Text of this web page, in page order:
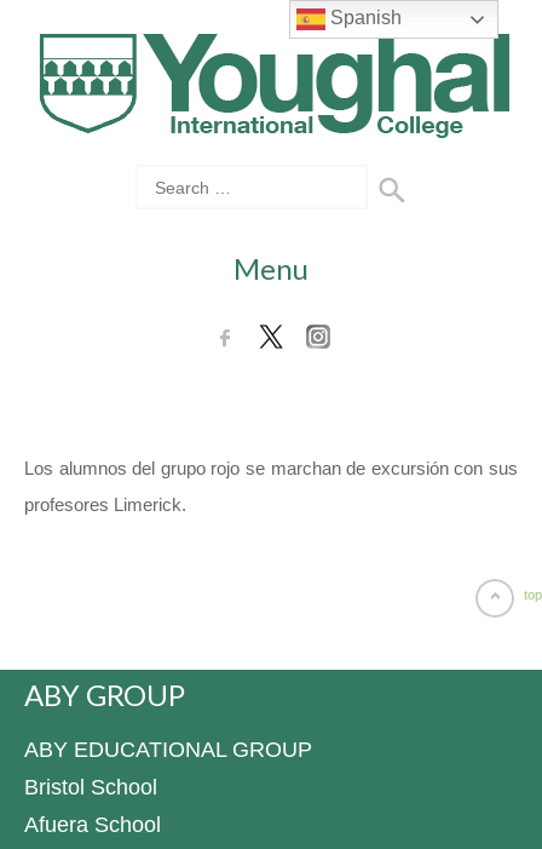
Menu
Los alumnos del grupo rojo se marchan de excursión con sus
profesores Limerick.
top
ABY GROUP
ABY EDUCATIONAL GROUP
Bristol School
Afuera School
Spanish